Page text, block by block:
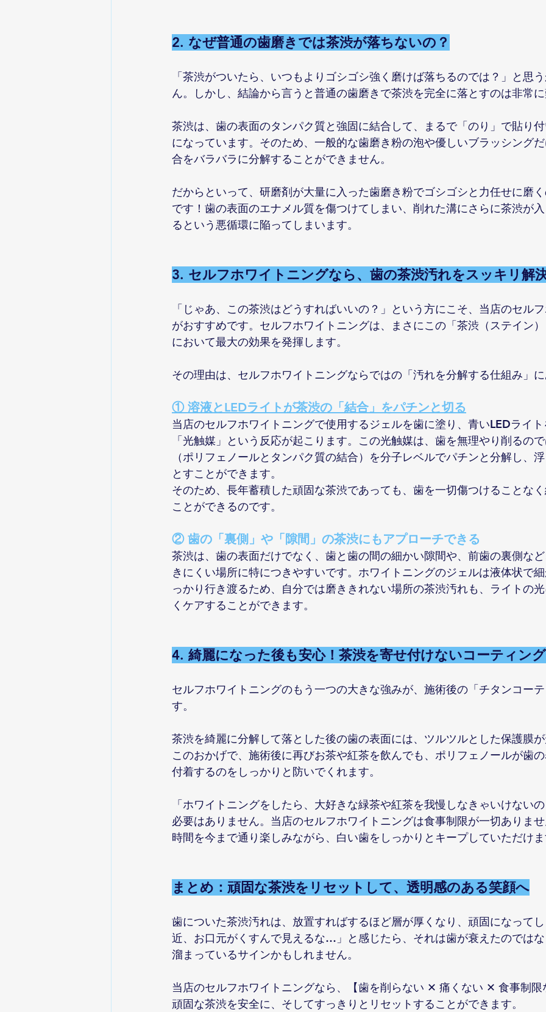
2. なぜ普通の歯磨きでは茶渋が落ちないの？
「茶渋がついたら、いつもよりゴシゴシ強く磨けば落ちるのでは？」と思
ん。しかし、結論から言うと普通の歯磨きで茶渋を完全に落とすのは非常
茶渋は、歯の表面のタンパク質と強固に結合して、まるで「のり」で貼り
になっています。そのため、一般的な歯磨き粉の泡や優しいブラッシング
合をバラバラに分解することができません。
だからといって、研磨剤が大量に入った歯磨き粉でゴシゴシと力任せに磨
です！歯の表面のエナメル質を傷つけてしまい、削れた溝にさらに茶渋が
るという悪循環に陥ってしまいます。
3. セルフホワイトニングなら、歯の茶渋汚れをスッキリ解
「じゃあ、この茶渋はどうすればいいの？」という方にこそ、当店のセル
がおすすめです。セルフホワイトニングは、まさにこの「茶渋（ステイン
において最大の効果を発揮します。
その理由は、セルフホワイトニングならではの「汚れを分解する仕組み」
① 溶液とLEDライトが茶渋の「結合」をパチンと切る
当店のセルフホワイトニングで使用するジェルを歯に塗り、青いLEDライ
「光触媒」という反応が起こります。この光触媒は、歯を無理やり削るの
（ポリフェノールとタンパク質の結合）を分子レベルでパチンと分解し、
とすことができます。
そのため、長年蓄積した頑固な茶渋であっても、歯を一切傷つけることな
ことができるのです。
② 歯の「裏側」や「隙間」の茶渋にもアプローチできる
茶渋は、歯の表面だけでなく、歯と歯の間の細かい隙間や、前歯の裏側な
きにくい場所に特につきやすいです。ホワイトニングのジェルは液体状で
っかり行き渡るため、自分では磨ききれない場所の茶渋汚れも、ライトの
くケアすることができます。
4. 綺麗になった後も安心！茶渋を寄せ付けないコーティン
セルフホワイトニングのもう一つの大きな強みが、施術後の「チタンコー
す。
茶渋を綺麗に分解して落とした後の歯の表面には、ツルツルとした保護膜
このおかげで、施術後に再びお茶や紅茶を飲んでも、ポリフェノールが歯
付着するのをしっかりと防いでくれます。
「ホワイトニングをしたら、大好きな緑茶や紅茶を我慢しなきゃいけない
必要はありません。当店のセルフホワイトニングは食事制限が一切ありま
時間を今まで通り楽しみながら、白い歯をしっかりとキープしていただけ
まとめ：頑固な茶渋をリセットして、透明感のある笑顔へ
歯についた茶渋汚れは、放置すればするほど層が厚くなり、頑固になって
近、お口元がくすんで見えるな…」と感じたら、それは歯が衰えたのでは
溜まっているサインかもしれません。
当店のセルフホワイトニングなら、【歯を削らない ✕ 痛くない ✕ 食事制限
頑固な茶渋を安全に、そしてすっきりとリセットすることができます。